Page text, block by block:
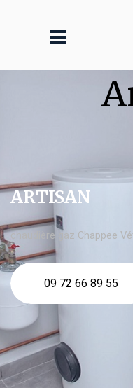
ARTISAN
chaudière gaz Chappee
09 72 66 89 55